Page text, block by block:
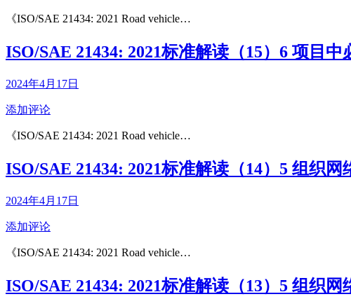
《ISO/SAE 21434: 2021 Road vehicle…
ISO/SAE 21434: 2021标准解读（15）6 项目
2024年4月17日
添加评论
《ISO/SAE 21434: 2021 Road vehicle…
ISO/SAE 21434: 2021标准解读（14）5 组织
2024年4月17日
添加评论
《ISO/SAE 21434: 2021 Road vehicle…
ISO/SAE 21434: 2021标准解读（13）5 组织